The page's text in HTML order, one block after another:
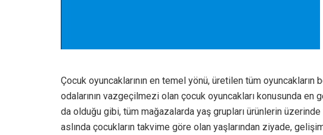
Çocuk oyuncaklarının en temel yönü, üretilen tüm
odalarının vazgeçilmezi olan çocuk oyuncakları konusunda en
da olduğu gibi, tüm mağazalarda yaş grupları ürünlerin üzerinde
aslında çocukların takvime göre olan yaşlarından ziyade,